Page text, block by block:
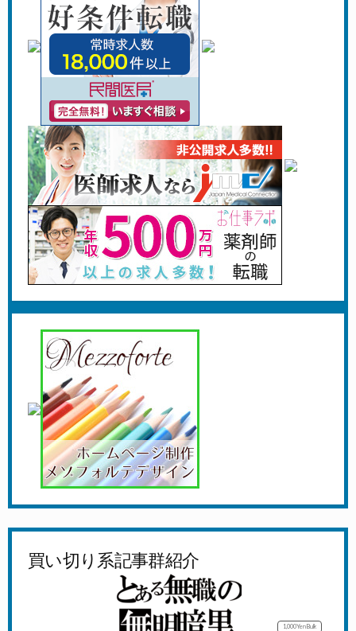
買い切り系記事群紹介
1,000YenBulk